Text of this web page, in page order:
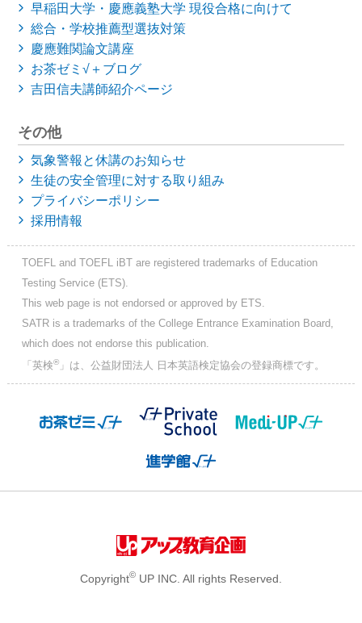
早稲田大学・慶應義塾大学現役合格に向けて
総合・学校推薦型選抜対策
慶應難関論文講座
お茶ゼミ√＋ブログ
吉田信夫講師紹介ページ
その他
気象警報と休講のお知らせ
生徒の安全管理に対する取り組み
プライバシーポリシー
採用情報
TOEFL and TOEFL iBT are registered trademarks of Education
Testing Service (ETS).
This web page is not endorsed or approved by ETS.
SATR is a trademarks of the College Entrance Examination Board,
which does not endorse this publication.
「英検®」は、公益財団法人 日本英語検定協会の登録商標です。
Copyright© UP INC. All rights Reserved.